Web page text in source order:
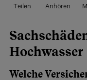
Teilen Anhören
Artikel
Hochwasser
Welche